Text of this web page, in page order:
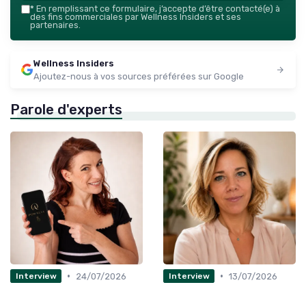
* En remplissant ce formulaire, j’accepte d’être contacté(e) à
des fins commerciales par Wellness Insiders et ses
partenaires.
Wellness Insiders
Ajoutez-nous à vos sources préférées sur Google
Parole d'experts
Interview •
24/07/2026
Interview • 13/07/2026